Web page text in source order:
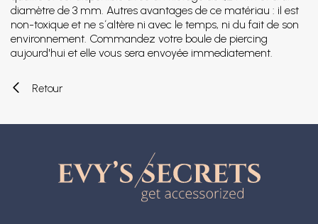
diamètre de 3 mm. Autres avantages de ce matériau : il est
non-toxique et ne s´altère ni avec le temps, ni du fait de son
environnement. Commandez votre boule de piercing
aujourd'hui et elle vous sera envoyée immediatement.
Retour